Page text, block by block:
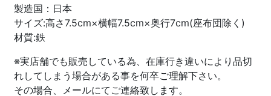
製造国：日本
サイズ:高さ7.5cm×横幅7.5cm×奥行7cm(座布団除く)
材質:鉄
※実店舗でも販売している為、在庫行き違いにより品切
れしてしまう場合がある事を何卒ご理解下さい。
その場合、メールにてご連絡致します。